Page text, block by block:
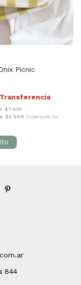
Picnic
$7.935
$3.968 (superando los
844